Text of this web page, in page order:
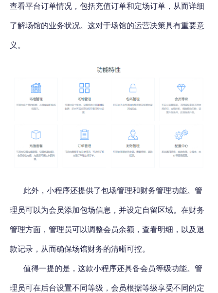
查看平台订单情况，包括充值订单和定场订单，从而详细
了解场馆的业务状况。这对于场馆的运营决策具有重要意
义。
此外，小程序还提供了包场管理和财务管理功能。管
理员可以为会员添加包场信息，并设定自留区域。在财务
管理方面，管理员可以调整会员余额，查看明细，以及退
款记录，从而确保场馆财务的清晰可控。
值得一提的是， 这款小程序还具备会员等级功能。管
理员可在后台设置不同等级，会员根据等级享受不同的定